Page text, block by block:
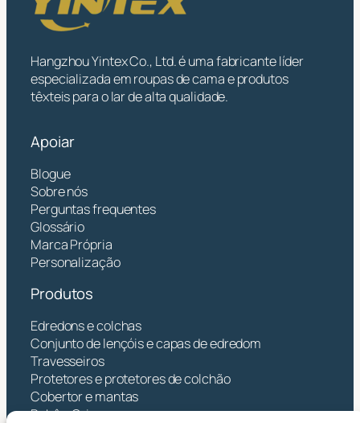
Hangzhou Yintex Co., Ltd. é uma fabricante líder
especializada em roupas de cama e produtos
têxteis para o lar de alta qualidade.
Apoiar
Blogue
Sobre nós
Perguntas frequentes
Glossário
Marca Própria
Personalização
Produtos
Edredons e colchas
Conjunto de lençóis e capas de edredom
Travesseiros
Protetores e protetores de colchão
Cobertor e mantas
Bebê e Crianças